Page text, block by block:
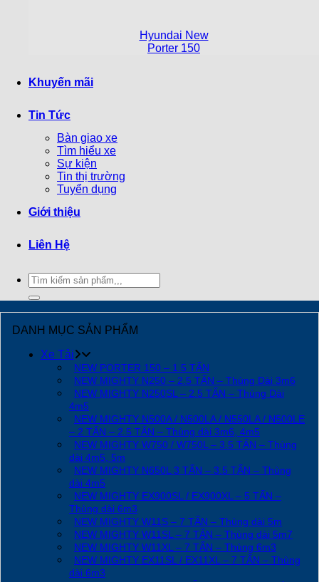
Hyundai New
Porter 150
Khuyến mãi
Tin Tức
Bàn giao xe
Tìm hiểu xe
Sự kiện
Tin thị trường
Tuyển dụng
Giới thiệu
Liên Hệ
Tìm
kiếm:
DANH MỤC SẢN PHẨM
Xe Tải
NEW PORTER 150 – 1.5 TẤN
NEW MIGHTY N250 – 2.5 TẤN – Thùng Dài 3m6
NEW MIGHTY N250SL – 2.5 TẤN – Thùng Dài
4m5
NEW MIGHTY N500A / N500LA / N550LA / N500LE
– 2 TẤN – 2.5 TẤN – Thùng dài 3m6, 4m5
NEW MIGHTY W750 / W750L – 3.5 TẤN – Thùng
dài 4m5, 5m
NEW MIGHTY N650L 3 TẤN – 3.5 TẤN – Thùng
dài 4m5
NEW MIGHTY EX900SL / EX900XL – 5 TẤN –
Thùng dài 6m3
NEW MIGHTY W11S – 7 TẤN – Thùng dài 5m
NEW MIGHTY W11SL – 7 TẤN – Thùng dài 5m7
NEW MIGHTY W11XL – 7 TẤN – Thùng 6m3
NEW MIGHTY EX11SL / EX11XL – 7 TẤN – Thùng
dài 6m3